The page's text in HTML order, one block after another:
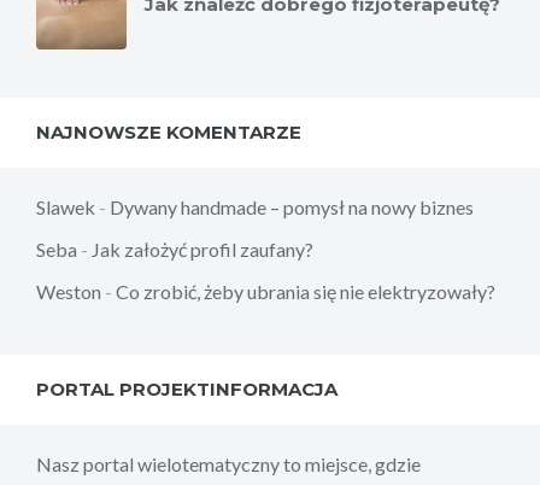
NAJNOWSZE KOMENTARZE
Slawek - Dywany handmade – pomysł na nowy biznes
Seba - Jak założyć profil zaufany?
Weston - Co zrobić, żeby ubrania się nie elektryzowały?
PORTAL PROJEKTINFORMACJA
Nasz portal wielotematyczny to miejsce, gdzie